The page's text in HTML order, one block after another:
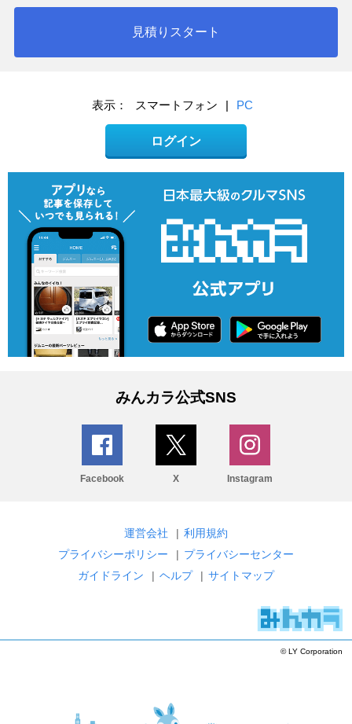
見積りスタート
表示： スマートフォン | PC
ログイン
みんカラ公式SNS
Facebook X Instagram
運営会社 | 利用規約
プライバシーポリシー
| プライバシーセンター
ガイドライン
| ヘルプ | サイトマップ
© LY Corporation